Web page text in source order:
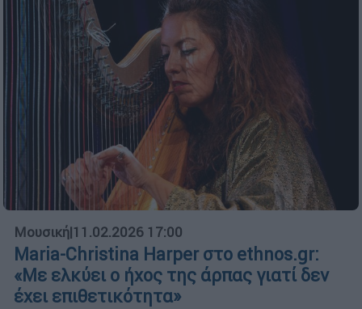
Μουσική|11.02.2026 17:00
Maria-Christina Harper στο ethnos.gr:
«Με ελκύει ο ήχος της άρπας γιατί δεν
έχει επιθετικότητα»